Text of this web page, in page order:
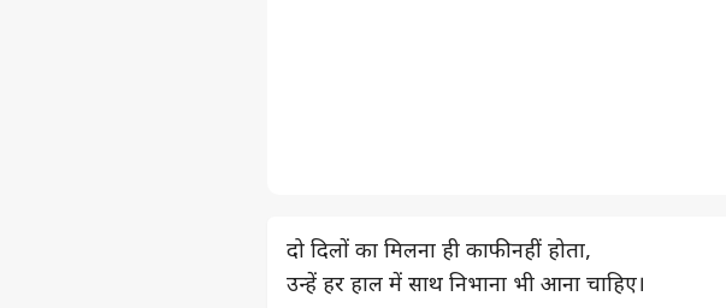
दो दिलों का मिलना ही काफी नहीं होता,
उन्हें हर हाल में साथ निभाना भी आना चाहिए।